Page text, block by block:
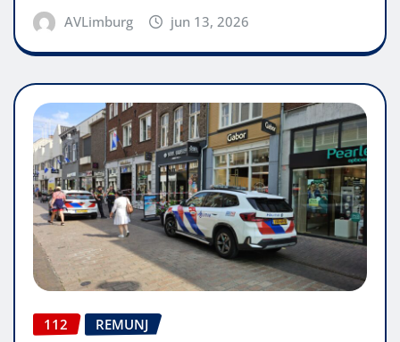
AVLimburg jun 13, 2026
112 REMUNJ